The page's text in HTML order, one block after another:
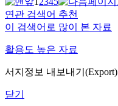
연관 검색어 추천
이 검색어로 많이 본 자료
활용도 높은 자료
서지정보 내보내기(Export)
닫기